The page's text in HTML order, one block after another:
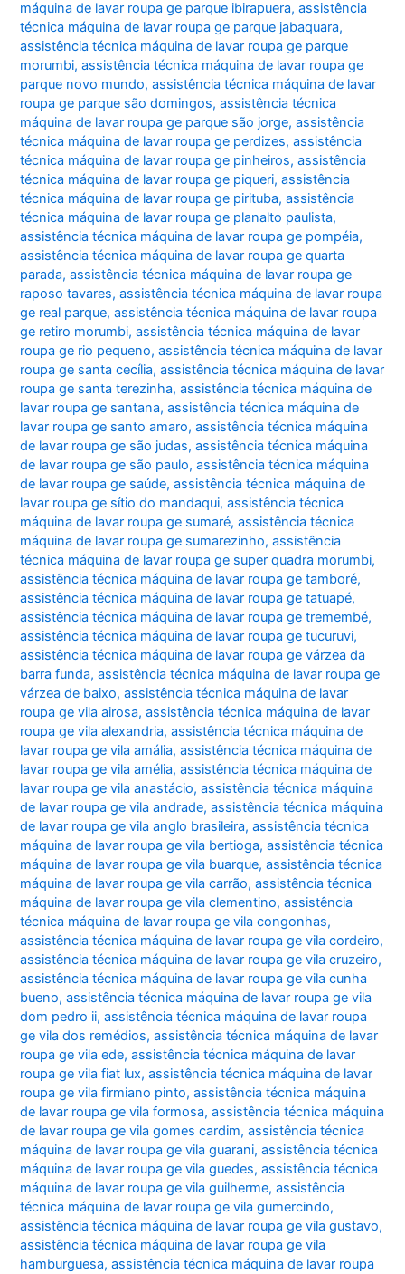
máquina de lavar roupa ge parque ibirapuera,assistência
técnica máquina de lavar roupa ge parque jabaquara,
assistência técnica máquina de lavar roupa ge parque
morumbi,assistência técnica máquina de lavar roupa ge
parque novo mundo,assistência técnica máquina de lavar
roupa ge parque são domingos,assistência técnica
máquina de lavar roupa ge parque são jorge,assistência
técnica máquina de lavar roupa ge perdizes,assistência
técnica máquina de lavar roupa ge pinheiros,assistência
técnica máquina de lavar roupa ge piqueri,assistência
técnica máquina de lavar roupa ge pirituba,assistência
técnica máquina de lavar roupa ge planalto paulista,
assistência técnica máquina de lavar roupa ge pompéia,
assistência técnica máquina de lavar roupa ge quarta
parada,assistência técnica máquina de lavar roupa ge
raposo tavares,assistência técnica máquina de lavar roupa
ge real parque,assistência técnica máquina de lavar roupa
ge retiro morumbi,assistência técnica máquina de lavar
roupa ge rio pequeno,assistência técnica máquina de lavar
roupa ge santa cecília,assistência técnica máquina de lavar
roupa ge santa terezinha,assistência técnica máquina de
lavar roupa ge santana,assistência técnica máquina de
lavar roupa ge santo amaro,assistência técnica máquina
de lavar roupa ge são judas,assistência técnica máquina
de lavar roupa ge são paulo,assistência técnica máquina
de lavar roupa ge saúde,assistência técnica máquina de
lavar roupa ge sítio do mandaqui,assistência técnica
máquina de lavar roupa ge sumaré,assistência técnica
máquina de lavar roupa ge sumarezinho,assistência
técnica máquina de lavar roupa ge super quadra morumbi,
assistência técnica máquina de lavar roupa ge tamboré,
assistência técnica máquina de lavar roupa ge tatuapé,
assistência técnica máquina de lavar roupa ge tremembé,
assistência técnica máquina de lavar roupa ge tucuruvi,
assistência técnica máquina de lavar roupa ge várzea da
barra funda,assistência técnica máquina de lavar roupa ge
várzea de baixo,assistência técnica máquina de lavar
roupa ge vila airosa,assistência técnica máquina de lavar
roupa ge vila alexandria,assistência técnica máquina de
lavar roupa ge vila amália,assistência técnica máquina de
lavar roupa ge vila amélia,assistência técnica máquina de
lavar roupa ge vila anastácio,assistência técnica máquina
de lavar roupa ge vila andrade,assistência técnica máquina
de lavar roupa ge vila anglo brasileira,assistência técnica
máquina de lavar roupa ge vila bertioga,assistência técnica
máquina de lavar roupa ge vila buarque,assistência técnica
máquina de lavar roupa ge vila carrão,assistência técnica
máquina de lavar roupa ge vila clementino,assistência
técnica máquina de lavar roupa ge vila congonhas,
assistência técnica máquina de lavar roupa ge vila cordeiro,
assistência técnica máquina de lavar roupa ge vila cruzeiro,
assistência técnica máquina de lavar roupa ge vila cunha
bueno,assistência técnica máquina de lavar roupa ge vila
dom pedro ii,assistência técnica máquina de lavar roupa
ge vila dos remédios,assistência técnica máquina de lavar
roupa ge vila ede,assistência técnica máquina de lavar
roupa ge vila fiat lux,assistência técnica máquina de lavar
roupa ge vila firmiano pinto,assistência técnica máquina
de lavar roupa ge vila formosa,assistência técnica máquina
de lavar roupa ge vila gomes cardim,assistência técnica
máquina de lavar roupa ge vila guarani,assistência técnica
máquina de lavar roupa ge vila guedes,assistência técnica
máquina de lavar roupa ge vila guilherme,assistência
técnica máquina de lavar roupa ge vila gumercindo,
assistência técnica máquina de lavar roupa ge vila gustavo,
assistência técnica máquina de lavar roupa ge vila
hamburguesa,assistência técnica máquina de lavar roupa